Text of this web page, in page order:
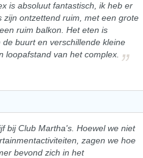
is absoluut fantastisch, ik heb er
ontzettend ruim, met een grote
ruim balkon. Het eten is
buurt en verschillende kleine
loopafstand van het complex.
bij Club Martha's. Hoewel we niet
zagen we hoe
bevond zich in het